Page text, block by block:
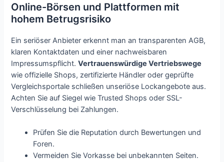
Online-Börsen und Plattformen mit
hohem Betrugsrisiko
Ein seriöser Anbieter erkennt man an transparenten AGB,
klaren Kontaktdaten und einer nachweisbaren
Impressumspflicht.Vertrauenswürdige Vertriebswege
wie offizielle Shops, zertifizierte Händler oder geprüfte
Vergleichsportale schließen unseriöse Lockangebote aus.
Achten Sie auf Siegel wie Trusted Shops oder SSL-
Verschlüsselung bei Zahlungen.
Prüfen Sie die Reputation durch Bewertungen und
Foren.
Vermeiden Sie Vorkasse bei unbekannten Seiten.